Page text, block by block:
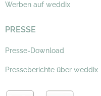
Werben auf weddix
PRESSE
Presse-Download
Presseberichte über weddix